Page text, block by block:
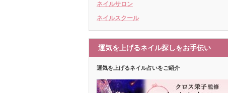
ネイルサロン
ネイルスクール
運気を上げるネイル探しをお手伝い
運気を上げるネイル占いをご紹介